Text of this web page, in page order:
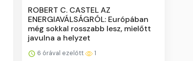
ROBERT C. CASTEL AZ
ENERGIAVÁLSÁGRÓL: Európában
még sokkal rosszabb lesz, mielőtt
javulna a helyzet
6 órával ezelőtt 1